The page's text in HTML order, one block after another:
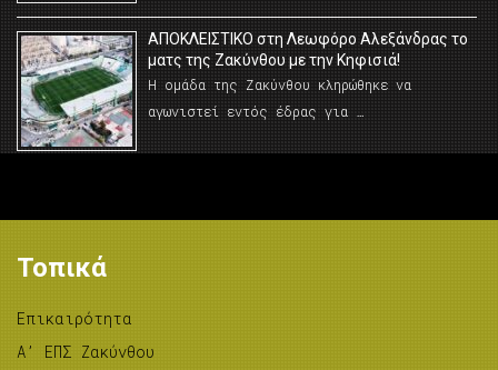
AΠΟΚΛΕΙΣΤΙΚΟ στη Λεωφόρο Αλεξάνδρας το
ματς της Ζακύνθου με την Κηφισιά!
Η ομάδα της Ζακύνθου κληρώθηκε να
αγωνιστεί εντός έδρας για …
Τοπικά
Επικαιρότητα
A’ ΕΠΣ Ζακύνθου